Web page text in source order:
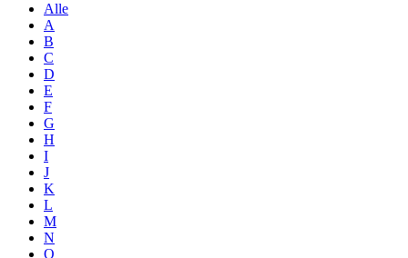
Alle
A
B
C
D
E
F
G
H
I
J
K
L
M
N
O